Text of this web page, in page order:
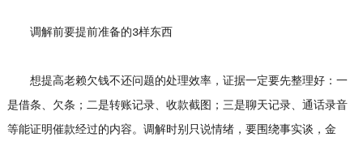
调解前要提前准备的3样东西
想提高老赖欠钱不还问题的处理效率，证据一定要先整理好：一
是借条、欠条；二是转账记录、收款截图；三是聊天记录、通话录音
等能证明催款经过的内容。调解时别只说情绪，要围绕事实谈，金